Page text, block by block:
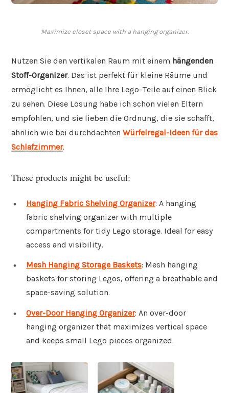
Maximize closet space with a hanging organizer.
Nutzen Sie den vertikalen Raum mit einem hängenden
Stoff-Organizer. Das ist perfekt für kleine Räume und
ermöglicht es Ihnen, alle Ihre Lego-Teile auf einen Blick
zu sehen. Diese Lösung habe ich schon vielen Eltern
empfohlen, und sie lieben die Ordnung, die sie schafft,
ähnlich wie bei durchdachten Würfelregal-Ideen für das
Schlafzimmer.
These products might be useful:
Hanging Fabric Shelving Organizer: A hanging
fabric shelving organizer with multiple
compartments for tidy Lego storage. Ideal for easy
access and visibility.
Mesh Hanging Storage Baskets: Mesh hanging
baskets for storing Legos, offering a breathable and
space-saving solution.
Over-Door Hanging Organizer: An over-door
hanging organizer that maximizes vertical space
and keeps small Lego pieces organized.